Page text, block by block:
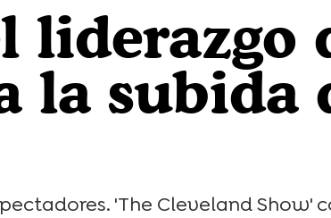
liderazgo
la subida
'The Cleveland Show'